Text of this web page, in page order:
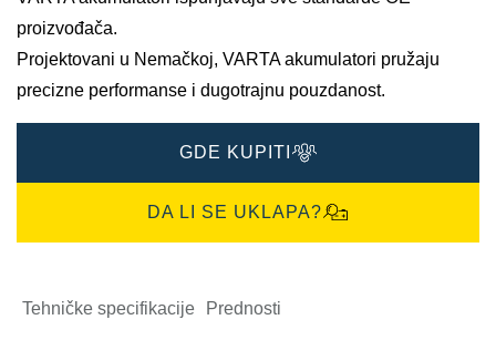
proizvođača.​
Projektovani u Nemačkoj, VARTA akumulatori pružaju
precizne performanse i dugotrajnu pouzdanost.​
GDE KUPITI
DA LI SE UKLAPA?
Tehničke specifikacije Prednosti